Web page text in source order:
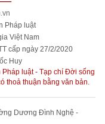
Pháp luật
Việt Nam
cấp ngày 27/2/2020
Huy
luật - Tạp chí Đời sống
thoả thuận bằng văn bản.
Dương Đình Nghệ -